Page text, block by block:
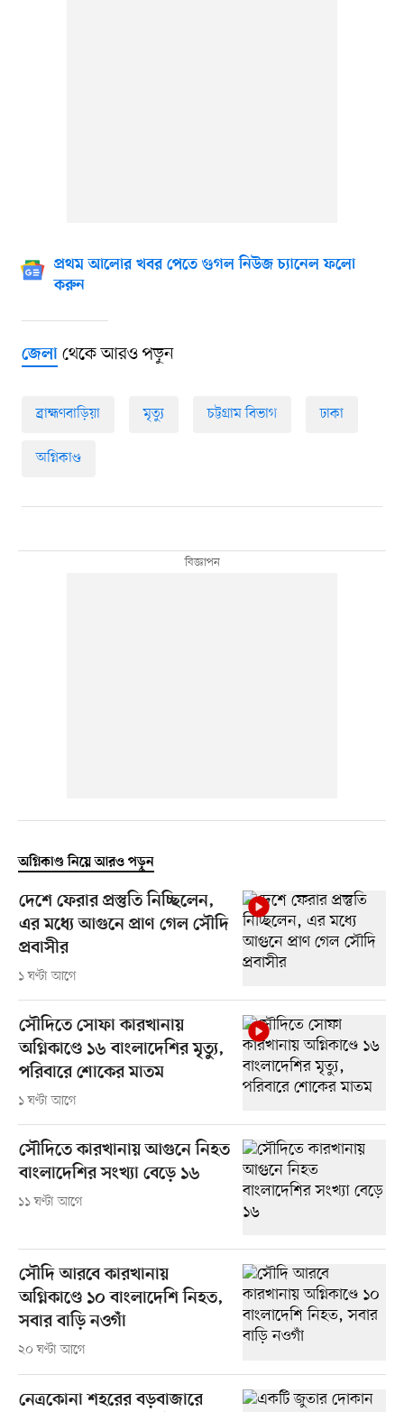
প্রথম আলোর খবর পেতে গুগল নিউজ চ্যানেল ফলো
করুন
জেলাথেকে আরও পড়ুন
ব্রাহ্মণবাড়িয়া মৃত্যু চট্টগ্রাম বিভাগ ঢাকা
অগ্নিকাণ্ড
অগ্নিকাণ্ড নিয়ে আরও পড়ুন
দেশে ফেরার প্রস্তুতি নিচ্ছিলেন,
এর মধ্যে আগুনে প্রাণ গেল সৌদি
প্রবাসীর
১ ঘণ্টা আগে
সৌদিতে সোফা কারখানায়
অগ্নিকাণ্ডে ১৬ বাংলাদেশির মৃত্যু,
পরিবারে শোকের মাতম
১ ঘণ্টা আগে
সৌদিতে কারখানায় আগুনে নিহত
বাংলাদেশির সংখ্যা বেড়ে ১৬
১১ ঘণ্টা আগে
সৌদি আরবে কারখানায়
অগ্নিকাণ্ডে ১০ বাংলাদেশি নিহত,
সবার বাড়ি নওগাঁ
২০ ঘণ্টা আগে
নেত্রকোনা শহরের বড়বাজারে